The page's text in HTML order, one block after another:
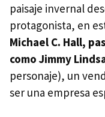
paisaje invernal
protagonista, en
Michael C. Hall,
como Jimmy
personaje), un
ser una empresa